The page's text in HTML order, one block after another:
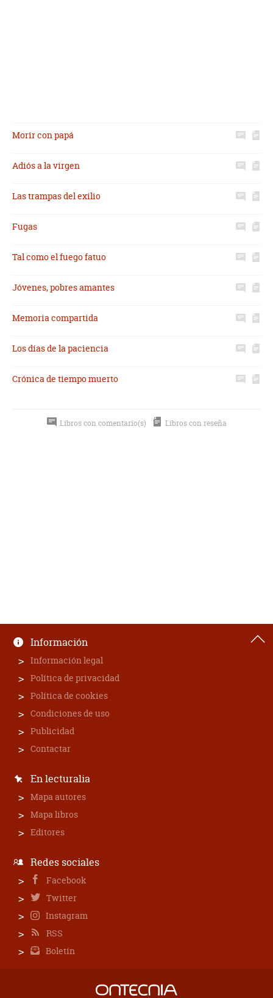
Morir con papá
Adiós a la virgen
Las trampas del exilio
Fugas
Tal como el fuego fatuo
Jóvenes, pobres amantes
Memoria compartida
Los días de la paciencia
Crónica de tiempo muerto
Libros con comentario(s) Libros con reseña
Información
Información legal
Política de privacidad
Política de cookies
Condiciones de uso
Publicidad
Contactar
En lecturalia
Mapa autores
Mapa libros
Editores
Redes sociales
Facebook
Twitter
Instagram
RSS
Boletín